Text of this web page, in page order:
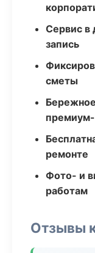
Сервис в
запись
сметы
премиум-
ремонте
Фото- и
работам
Отзывы